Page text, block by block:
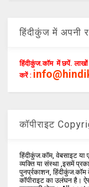
हिंदीकुंज में अपनी
हिंदीकुंज.कॉम में छपें. लाखों
करें :
कॉपीराइट
हिंदीकुंज.कॉम, वेबसाइट या
व्यक्ति या संस्था ,इसमें
पुनर्प्रकाशन,
कॉपीराइट का उलंघन है।